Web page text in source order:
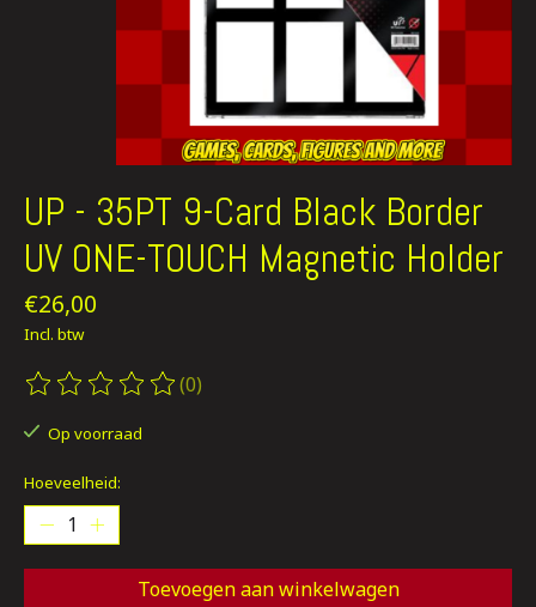
UP - 35PT 9-Card Black Border
UV ONE-TOUCH Magnetic Holder
€26,00
Incl. btw
De beoordeling van dit product is
(0)
Op voorraad
Hoeveelheid:
Toevoegen aan winkelwagen